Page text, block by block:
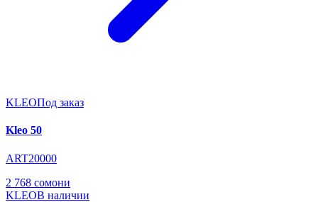
KLEOПод заказ
Kleo 50
ART20000
2 768 сомони
KLEOВ наличии